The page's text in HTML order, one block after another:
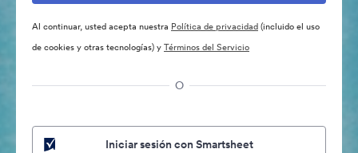
Al continuar, usted acepta nuestra Política de privacidad(incluido el uso
de cookies y otras tecnologías) yTérminos del Servicio
O
Iniciar sesión con Smartsheet